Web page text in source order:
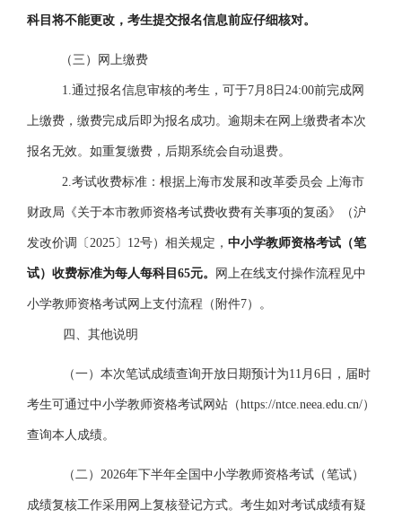
科目将不能更改，考生提交报名信息前应仔细核对。
（三）网上缴费
1.通过报名信息审核的考生，可于7月 8 日 24:00前完成网
上缴费，缴费完成后即为报名成功。 逾期未在网上缴费者本次
报名无效。如重复缴费，后期系统会自动退费。
2.考试收费标准： 根据上海市发展和改革委员会 上海市
财政局 《关于本市教师资格考试费收费有关事项的复函》（沪
发改价调〔 2025 〕 12号）相关规定， 中小学教师资格考试（笔
试） 收费标准为每人每科目 65元。 网上在线支付操作流程见中
小学教师资格考试网上支付流程（ 附件7） 。
四、其他说明
（一） 本次笔试成绩查询开放日期预计为11月6 日 ，届时
考生可通过中小学教师资格考试网站（https://ntce.neea.edu.cn/）
查询本人成绩。
（二） 2026年下半年全国中小学教师资格考试（笔试）
成绩复核工作采用网上复核登记方式。考生如对考试成绩有疑